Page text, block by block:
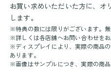
お買い求めいただいた方に、オ
します。
※特典の数には限りがございます。無
※詳しくは各店舗へお問い合わせをお
※ディスプレイにより、実際の商品
あります。
※画像はサンプルにつき、実際の商品